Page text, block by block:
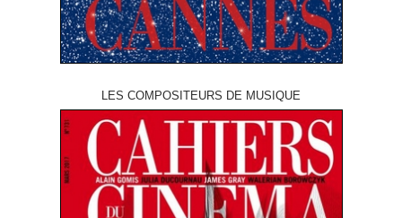
LES COMPOSITEURS DE MUSIQUE